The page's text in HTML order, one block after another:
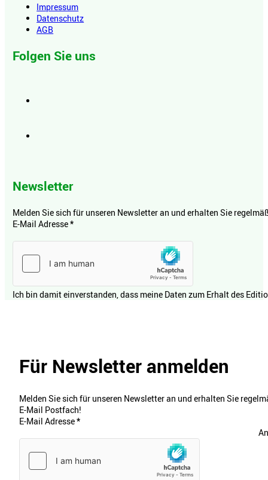
Impressum
Datenschutz
AGB
Folgen Sie uns
Newsletter
Melden Sie sich für unseren Newsletter an und erhalten Sie
E-Mail Adresse*
Ich bin damit einverstanden, dass meine Daten zum Erhalt des
Für Newsletter anmelden
Melden Sie sich für unseren Newsletter an und erhalten Sie
E-Mail Postfach!
E-Mail Adresse*